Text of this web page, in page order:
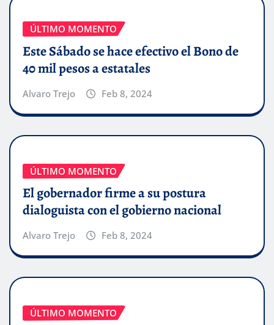
ÚLTIMO MOMENTO
Este Sábado se hace efectivo el Bono de
40 mil pesos a estatales
Alvaro Trejo Feb 8, 2024
ÚLTIMO MOMENTO
El gobernador firme a su postura
dialoguista con el gobierno nacional
Alvaro Trejo Feb 8, 2024
ÚLTIMO MOMENTO